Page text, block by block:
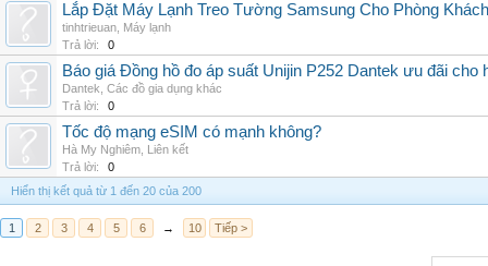
Lắp Đặt Máy Lạnh Treo Tường Samsung Cho Phòng Khách
tinhtrieuan Máy lạnh
Trả lời:
0
Báo giá Đồng hồ đo áp suất Unijin P252 Dantek ưu đãi cho
Dantek Các đồ gia dụng khác
Trả lời:
0
Tốc độ mạng eSIM có mạnh không?
Hà My Nghiêm Liên kết
Trả lời:
0
Hiển thị kết quả từ 1 đến 20 của 200
1 2 3 4 5 6 → 10 Tiếp >